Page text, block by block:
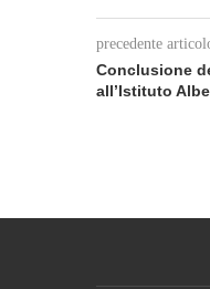
precedente
Conclusione
all’Istituto